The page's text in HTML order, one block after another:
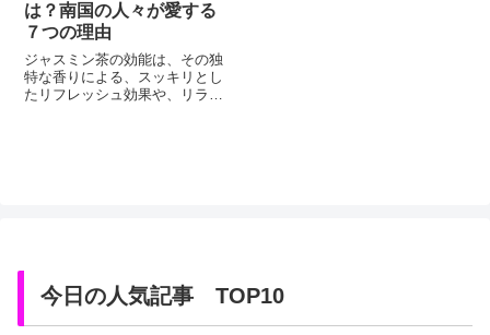
は？南国の人々が愛する
７つの理由
ジャスミン茶の効能は、その独
特な香りによる、スッキリとし
たリフレッシュ効果や、リラッ
今日の人気記事 TOP10